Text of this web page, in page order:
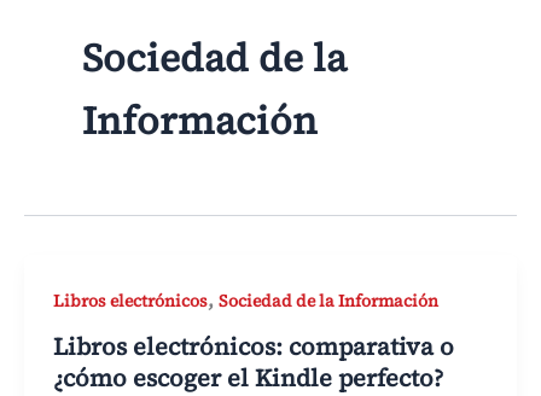
Sociedad de la
Información
Libros electrónicos, Sociedad de la Información
Libros electrónicos: comparativa o
¿cómo escoger el Kindle perfecto?